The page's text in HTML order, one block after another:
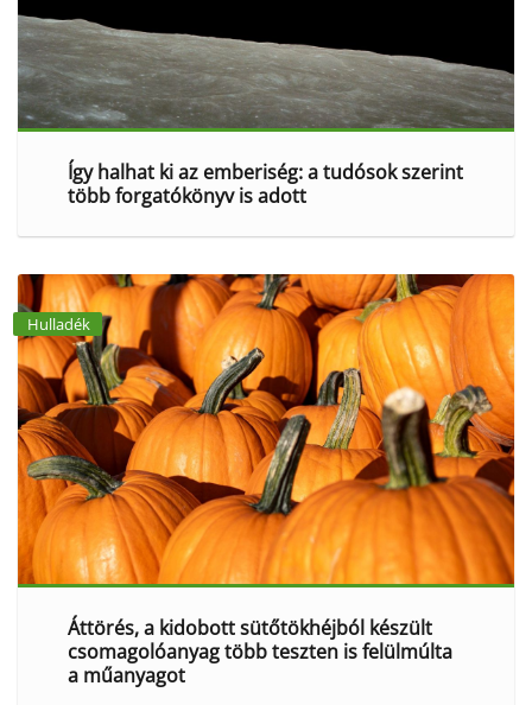
Így halhat ki az emberiség: a tudósok szerint
több forgatókönyv is adott
Hulladék
Áttörés, a kidobott sütőtökhéjból készült
csomagolóanyag több teszten is felülmúlta
a műanyagot